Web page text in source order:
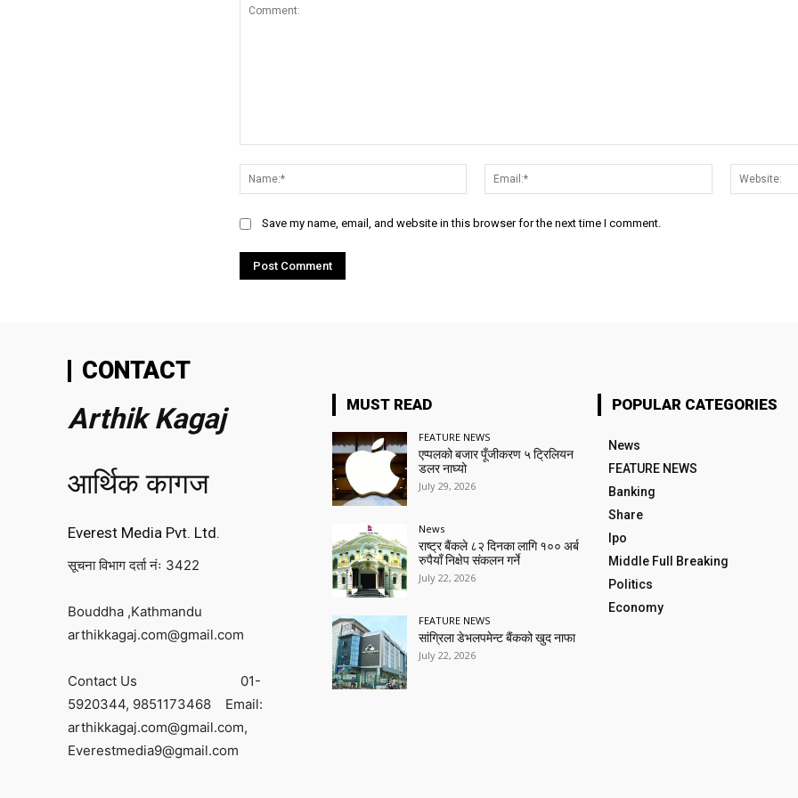
Name:*
Email:*
Save my name, email, and website in this browser for the next time I comment.
CONTACT
Arthik Kagaj
आर्थिक कागज
Everest Media Pvt. Ltd.
सूचना विभाग दर्ता नंः 3422
Bouddha ,Kathmandu
arthikkagaj.com@gmail.com
Contact Us 01-
5920344, 9851173468 Email:
arthikkagaj.com@gmail.com,
Everestmedia9@gmail.com
MUST READ
FEATURE NEWS
एप्पलको बजार पूँजीकरण ५ ट्रिलियन
डलर नाघ्यो
July 29, 2026
News
राष्ट्र बैंकले ८२ दिनका लागि १०० अर्ब
रुपैयाँ निक्षेप संकलन गर्ने
July 22, 2026
FEATURE NEWS
सांग्रिला डेभलपमेन्ट बैंकको खुद नाफा
July 22, 2026
POPULAR CATEGORIES
News
FEATURE NEWS
Banking
Share
Ipo
Middle Full Breaking
Politics
Economy